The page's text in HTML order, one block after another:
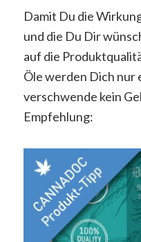
Damit Du die
und die Du Dir
auf die
Öle werden Dich nur
verschwende kein
Empfehlung: